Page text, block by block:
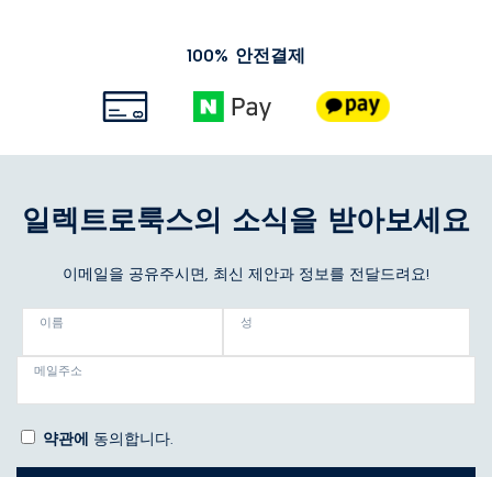
100% 안전결제
일렉트로룩스의 소식을 받아보세요
이메일을 공유주시면, 최신 제안과 정보를 전달드려요!
이름 성
메일주소
약관에 동의합니다.